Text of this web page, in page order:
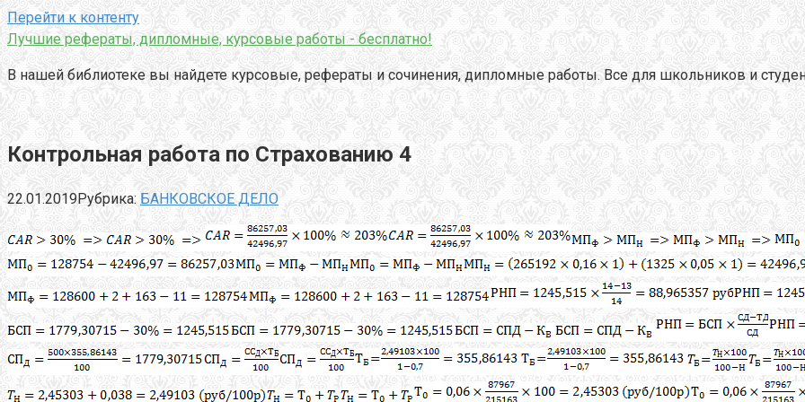
Перейти к контенту
Лучшие рефераты, дипломные, курсовые работы - бесплатно!
В нашей библиотеке вы найдете курсовые, рефераты и сочинения, дипломные работы. Все для школьников и
Контрольная работа по Страхованию 4
22.01.2019Рубрика: БАНКОВСКОЕ ДЕЛО